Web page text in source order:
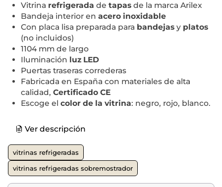
Vitrina refrigerada de tapas de la marca Arilex
Bandeja interior en acero inoxidable
Con placa lisa preparada para bandejas y platos
(no incluidos)
1104 mm de largo
Iluminación luz LED
Puertas traseras correderas
Fabricada en España con materiales de alta
calidad, Certificado CE
Escoge el color de la vitrina: negro, rojo, blanco.
Ver descripción
vitrinas refrigeradas
vitrinas refrigeradas sobremostrador